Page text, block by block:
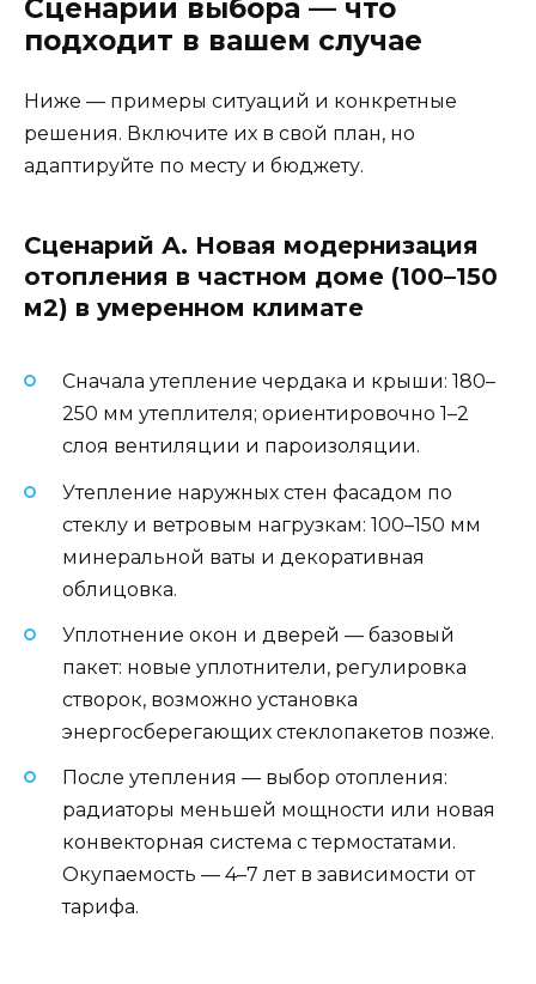
Сценарии выбора — что
подходит в вашем случае
Ниже — примеры ситуаций и конкретные
решения. Включите их в свой план, но
адаптируйте по месту и бюджету.
Сценарий А. Новая модернизация
отопления в частном доме (100–150
м2) в умеренном климате
Сначала утепление чердака и крыши: 180–
250 мм утеплителя; ориентировочно 1–2
слоя вентиляции и пароизоляции.
Утепление наружных стен фасадом по
стеклу и ветровым нагрузкам: 100–150 мм
минеральной ваты и декоративная
облицовка.
Уплотнение окон и дверей — базовый
пакет: новые уплотнители, регулировка
створок, возможно установка
энергосберегающих стеклопакетов позже.
После утепления — выбор отопления:
радиаторы меньшей мощности или новая
конвекторная система с термостатами.
Окупаемость — 4–7 лет в зависимости от
тарифа.